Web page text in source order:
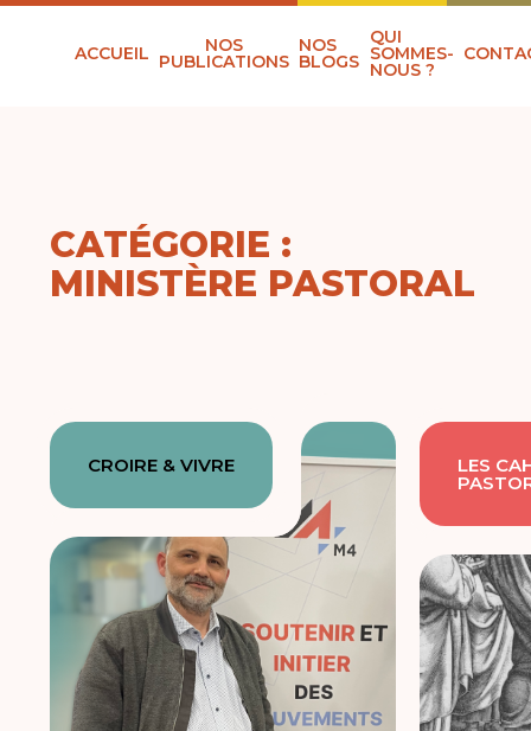
ACCUEIL NOS
PUBLICATIONS
NOS
BLOGS
QUI
SOMMES-
NOUS ?
CATÉGORIE :
MINISTÈRE PASTORAL
CROIRE & VIVRE LES